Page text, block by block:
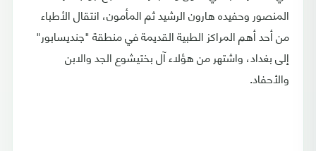
المنصور وحفيده هارون الرشيد ثم المأمون، انتقال الأطباء
من أحد أهم المراكز الطبية القديمة في منطقة "جنديسابور"
إلى بغداد، واشتهر من هؤلاء آل بختيشوع الجد والابن
والأحفاد.